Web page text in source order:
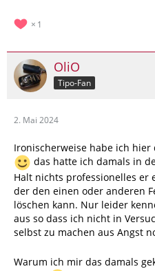
1
OliO
Tipo-Fan
2. Mai 2024
Ironischerweise habe ich
das hatte ich damals in
Halt nichts professionelles er
der den einen oder anderen
löschen kann. Nur leider
aus so dass ich nicht in
selbst zu machen aus Angst
Warum ich mir das damals